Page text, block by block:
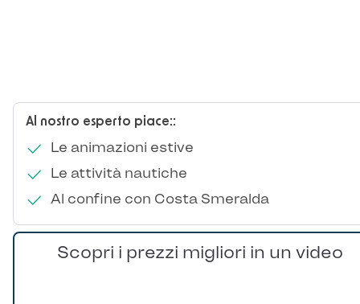
Al nostro esperto piace::
Le animazioni estive
Le attività nautiche
Al confine con Costa Smeralda
Scopri i prezzi migliori in un video